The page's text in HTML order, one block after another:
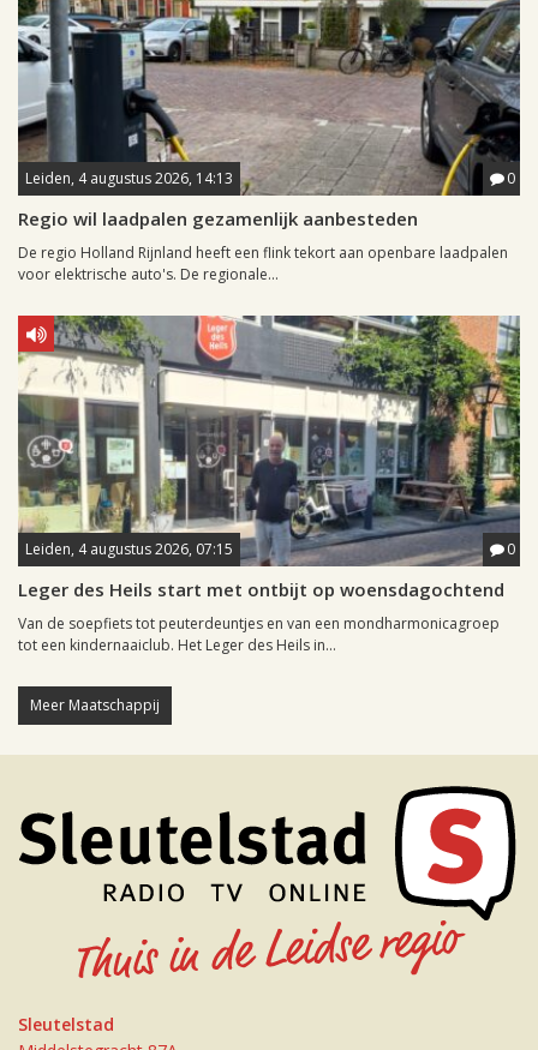
Leiden, 4 augustus 2026, 14:13 0
Regio wil laadpalen gezamenlijk aanbesteden
De regio Holland Rijnland heeft een flink tekort aan openbare laadpalen
voor elektrische auto's. De regionale...
Leiden, 4 augustus 2026, 07:15 0
Leger des Heils start met ontbijt op woensdagochtend
Van de soepfiets tot peuterdeuntjes en van een mondharmonicagroep
tot een kindernaaiclub. Het Leger des Heils in...
Meer Maatschappij
Sleutelstad